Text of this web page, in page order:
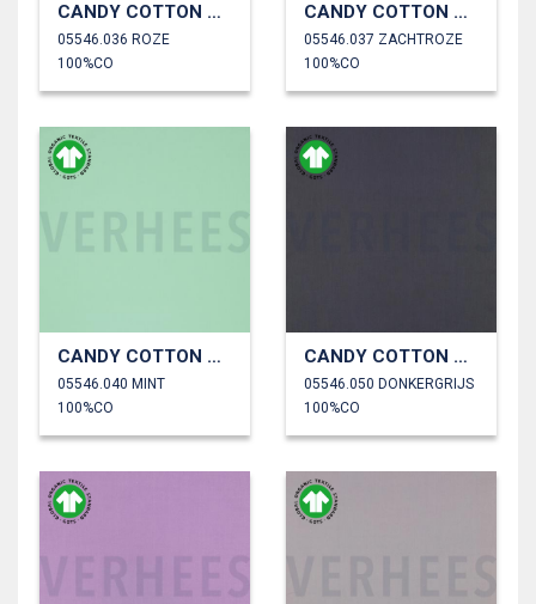
CANDY COTTON GOTS
05546.036 ROZE
100%CO
CANDY COTTON GOTS
05546.037 ZACHTROZE
100%CO
CANDY COTTON GOTS
05546.040 MINT
100%CO
CANDY COTTON GOTS
05546.050 DONKERGRIJS
100%CO